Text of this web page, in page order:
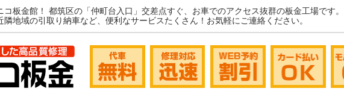
板金館！
都筑区の「仲町台入口」交差点すぐ、お車でのアクセス抜群の板金工場です。
地域の引取り納車など、便利なサービスたくさん！お気軽にご連絡ください。